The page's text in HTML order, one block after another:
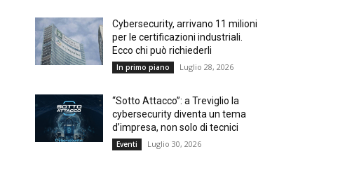
Cybersecurity, arrivano 11 milioni
per le certificazioni industriali.
Ecco chi può richiederli
In primo piano Luglio 28, 2026
“Sotto Attacco”: a Treviglio la
cybersecurity diventa un tema
d’impresa, non solo di tecnici
Eventi Luglio 30, 2026